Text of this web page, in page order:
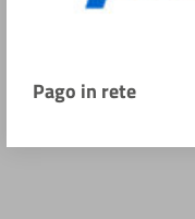
Pago in rete